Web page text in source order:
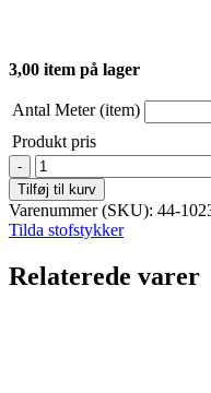
3,00 item på lager
Antal Meter (item)
Produkt pris
Tilda
-
Patchwork
-
Rosebuket
grøn
Tilføj til kurv
Varenummer (SKU): 44-
Tilda stofstykker
Relaterede varer